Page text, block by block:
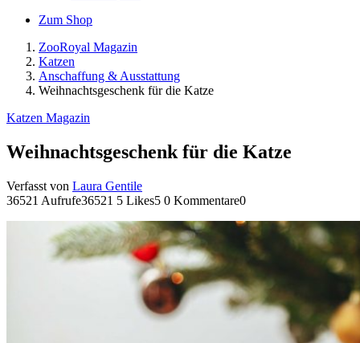
Zum Shop
ZooRoyal Magazin
Katzen
Anschaffung & Ausstattung
Weihnachtsgeschenk für die Katze
Katzen Magazin
Weihnachtsgeschenk für die Katze
Verfasst von Laura Gentile
36521 Aufrufe36521 5 Likes5 0 Kommentare0